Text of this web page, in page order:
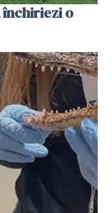
închiriezi o